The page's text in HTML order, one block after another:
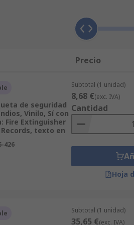
seguridad contra incendios.
los más altos estándares de
resumen técnico de todas los
y asesoría. Recuerde
tiene una selección más amplia
y etiquetas de seguridad
completas, incluidos los
en la web o realizar una
Precio
de seguridad
Vinilo, Sí con
Fire Extinguisher
texto en
426
Subtotal (1 unidad)
8,68 €(exc. IVA)
Cantidad
Hoja
Subtotal (1 unidad)
35,65 €(exc. IVA)